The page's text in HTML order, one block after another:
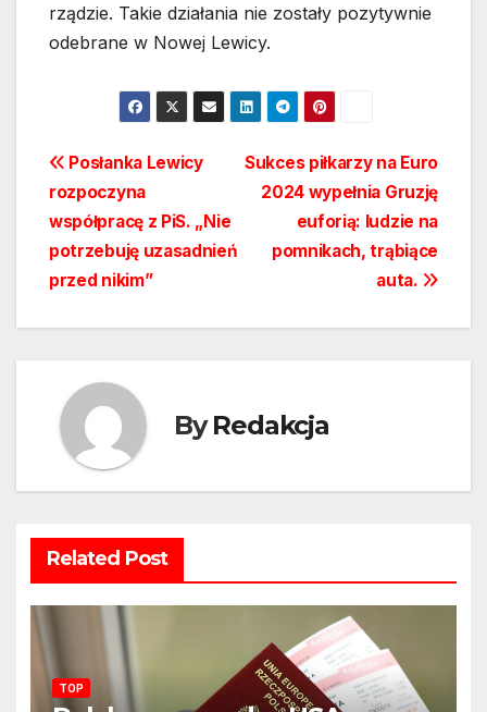
rządzie. Takie działania nie zostały pozytywnie
odebrane w Nowej Lewicy.
Nawigacja
wpisu
Sukces piłkarzy na Euro
2024 wypełnia Gruzję
euforią: ludzie na
pomnikach, trąbiące
auta.
Posłanka Lewicy
rozpoczyna
współpracę z PiS. „Nie
potrzebuję uzasadnień
przed nikim”
ByRedakcja
Related Post
TOP